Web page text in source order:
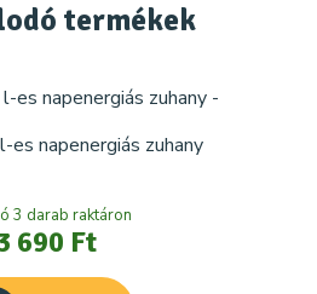
termékek
napenergiás zuhany
3 darab raktáron
690 Ft